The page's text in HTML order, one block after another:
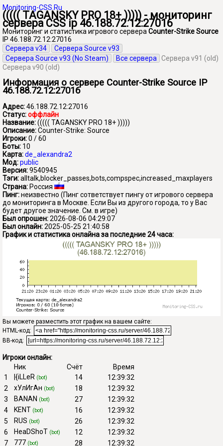
Monitoring-CSS.Ru
((((( TAGANSKY PRO 18+ ))))) - мониторинг
сервера CSS ip 46.188.72.12:27016
Мониторинг и статистика игрового сервера Counter-Strike Source
IP 46.188.72.12:27016
Сервера v34
Сервера Source v93
Сервера Source v93 (No Steam)
Все сервера
Сервера v91 (old)
Сервера v90 (old)
Информация о сервере Counter-Strike Source IP
46.188.72.12:27016
Адрес:46.188.72.12:27016
Статус:оффлайн
Название:((((( TAGANSKY PRO 18+ )))))
Описание:Counter-Strike: Source
Игроки:0 / 60
Боты: 10
Карта:de_alexandra2
Мод:public
Версия:9540945
Тэги:alltalk,blocker_passes,bots,compspec,increased_maxplayers
Страна: Россия
Пинг:неизвестно (Пинг сответствует пингу от игрового сервера
до мониторинга в Москве. Если Вы из другого города, то у Вас
будет другое значение. См. в игре)
Был опрошен:2026-08-06 04:29:07
Был онлайн:2025-05-25 21:40:58
График и статистика онлайна за последние 24 часа:
Вы можете разместить этот график на вашем сайте:
HTML-код:
BB-код:
Игроки онлайн:
Ник
Счёт
Время
1
|{iLLeR (bot) 14
12:39:32
2
хУлИгАн (bot) 18
12:39:32
3
BANAN (bot) 27
12:39:32
4
KENT (bot) 16
12:39:32
5
RUS (bot) 26
12:39:32
6
HeaDShoT (bot) 12
12:39:32
7
777 (bot) 28 12:39:32